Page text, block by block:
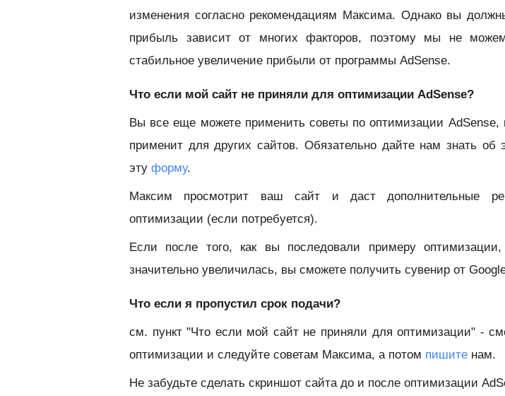
изменения согласно рекомендациям Максима. Однако вы
прибыль зависит от многих факторов, поэтому мы не можем
стабильное увеличение прибыли от программы AdSense.
Что если мой сайт не приняли для оптимизации AdSense?
Вы все еще можете применить советы по оптимизации AdSense,
применит для других сайтов. Обязательно дайте нам знать об
эту форму.
Максим просмотрит ваш сайт и даст дополнительные
оптимизации (если потребуется).
Если после того, как вы последовали примеру
значительно увеличилась, вы сможете получить сувенир от
Что если я пропустил срок подачи?
см. пункт "Что если мой сайт не приняли для оптимизации" -
оптимизации и следуйте советам Максима, а потом пишите нам.
Не забудьте сделать скриншот сайта до и после оптимизации